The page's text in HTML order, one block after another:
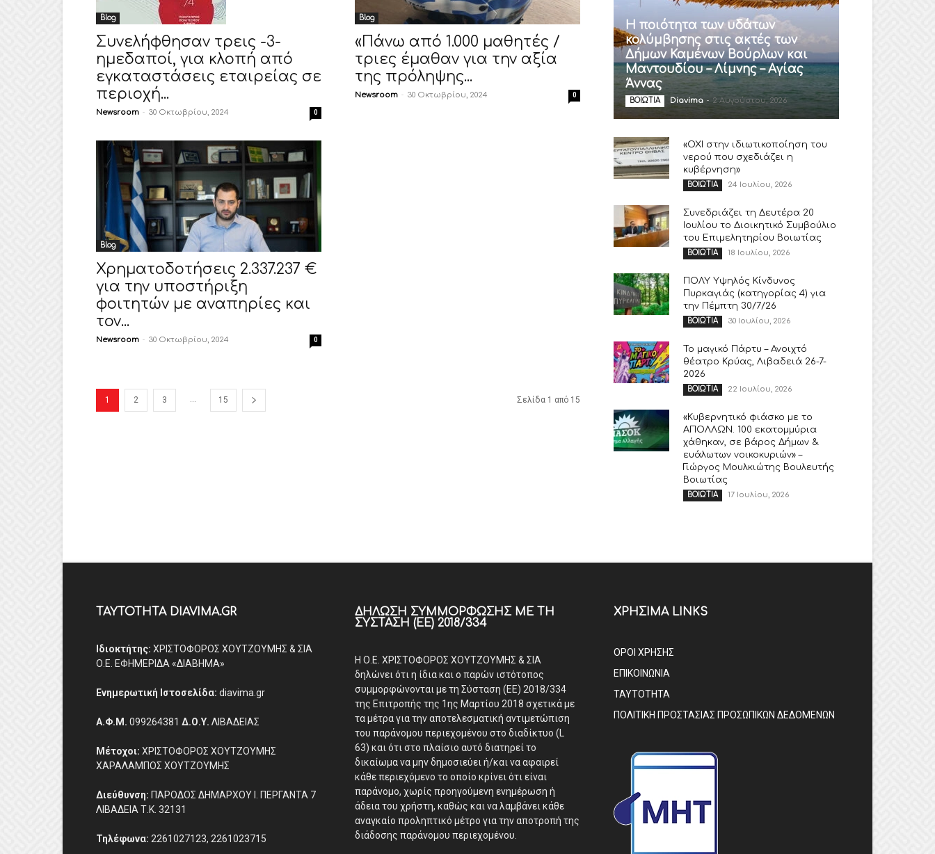
Blog
Συνελήφθησαν τρεις -3-
ημεδαποί, για κλοπή από
εγκαταστάσεις εταιρείας σε
περιοχή...
Newsroom - 30 Οκτωβρίου, 2024 0
Blog
«Πάνω από 1.000 μαθητές /
τριες έμαθαν για την αξία
της πρόληψης...
Newsroom - 30 Οκτωβρίου, 2024 0
Blog
Χρηματοδοτήσεις 2.337.237 €
για την υποστήριξη
φοιτητών με αναπηρίες και
τον...
Newsroom - 30 Οκτωβρίου, 2024 0
1 2 3 ... 15 Σελίδα 1 από 15
Η ποιότητα των υδάτων
κολύμβησης στις ακτές των
Δήμων Καμένων Βούρλων και
Μαντουδίου – Λίμνης – Αγίας
Άννας
ΒΟΙΩΤΙΑ Diavima - 2 Αυγούστου, 2026
«ΟΧΙ στην ιδιωτικοποίηση του
νερού που σχεδιάζει η
κυβέρνηση»
ΒΟΙΩΤΙΑ 24 Ιουλίου, 2026
Συνεδριάζει τη Δευτέρα 20
Ιουλίου το Διοικητικό Συμβούλιο
του Επιμελητηρίου Βοιωτίας
ΒΟΙΩΤΙΑ 18 Ιουλίου, 2026
ΠΟΛΥ Υψηλός Κίνδυνος
Πυρκαγιάς (κατηγορίας 4) για
την Πέμπτη 30/7/26
ΒΟΙΩΤΙΑ 30 Ιουλίου, 2026
Το μαγικό Πάρτυ – Ανοιχτό
θέατρο Κρύας, Λιβαδειά 26-7-
2026
ΒΟΙΩΤΙΑ 22 Ιουλίου, 2026
«Κυβερνητικό φιάσκο με το
ΑΠΟΛΛΩΝ. 100 εκατομμύρια
χάθηκαν, σε βάρος Δήμων &
ευάλωτων νοικοκυριών» –
Γιώργος Μουλκιώτης Βουλευτής
Βοιωτίας
ΒΟΙΩΤΙΑ 17 Ιουλίου, 2026
ΤΑΥΤΟΤΗΤΑ DIAVIMA.GR
Ιδιοκτήτης: ΧΡΙΣΤΟΦΟΡΟΣ ΧΟΥΤΖΟΥΜΗΣ & ΣΙΑ
Ο.Ε. ΕΦΗΜΕΡΙΔΑ «ΔΙΑΒΗΜΑ»
Ενημερωτική Ιστοσελίδα: diavima.gr
Α.Φ.Μ. 099264381 Δ.Ο.Υ. ΛΙΒΑΔΕΙΑΣ
Μέτοχοι: ΧΡΙΣΤΟΦΟΡΟΣ ΧΟΥΤΖΟΥΜΗΣ
ΧΑΡΑΛΑΜΠΟΣ ΧΟΥΤΖΟΥΜΗΣ
Διεύθυνση: ΠΑΡΟΔΟΣ ΔΗΜΑΡΧΟΥ Ι. ΠΕΡΓΑΝΤΑ 7
ΛΙΒΑΔΕΙΑ Τ.Κ. 32131
Τηλέφωνα: 2261027123, 2261023715
ΔΉΛΩΣΗ ΣΥΜΜΌΡΦΩΣΗΣ ΜΕ ΤΗ
ΣΎΣΤΑΣΗ (ΕΕ) 2018/334
Η Ο.Ε. ΧΡΙΣΤΟΦΟΡΟΣ ΧΟΥΤΖΟΥΜΗΣ & ΣΙΑ
δηλώνει ότι η ίδια και ο παρών ιστότοπος
συμμορφώνονται με τη Σύσταση (ΕΕ) 2018/334
της Επιτροπής της 1ης Μαρτίου 2018 σχετικά με
τα μέτρα για την αποτελεσματική αντιμετώπιση
του παράνομου περιεχομένου στο διαδίκτυο (L
63) και ότι στο πλαίσιο αυτό διατηρεί το
δικαίωμα να μην δημοσιεύει ή/και να αφαιρεί
κάθε περιεχόμενο το οποίο κρίνει ότι είναι
παράνομο, χωρίς προηγούμενη ενημέρωση ή
άδεια του χρήστη, καθώς και να λαμβάνει κάθε
αναγκαίο προληπτικό μέτρο για την αποτροπή της
διάδοσης παράνομου περιεχομένου.
ΧΡΗΣΙΜΑ LINKS
ΟΡΟΙ ΧΡΗΣΗΣ
ΕΠΙΚΟΙΝΩΝΙΑ
ΤΑΥΤΟΤΗΤΑ
ΠΟΛΙΤΙΚΗ ΠΡΟΣΤΑΣΙΑΣ ΠΡΟΣΩΠΙΚΩΝ ΔΕΔΟΜΕΝΩΝ